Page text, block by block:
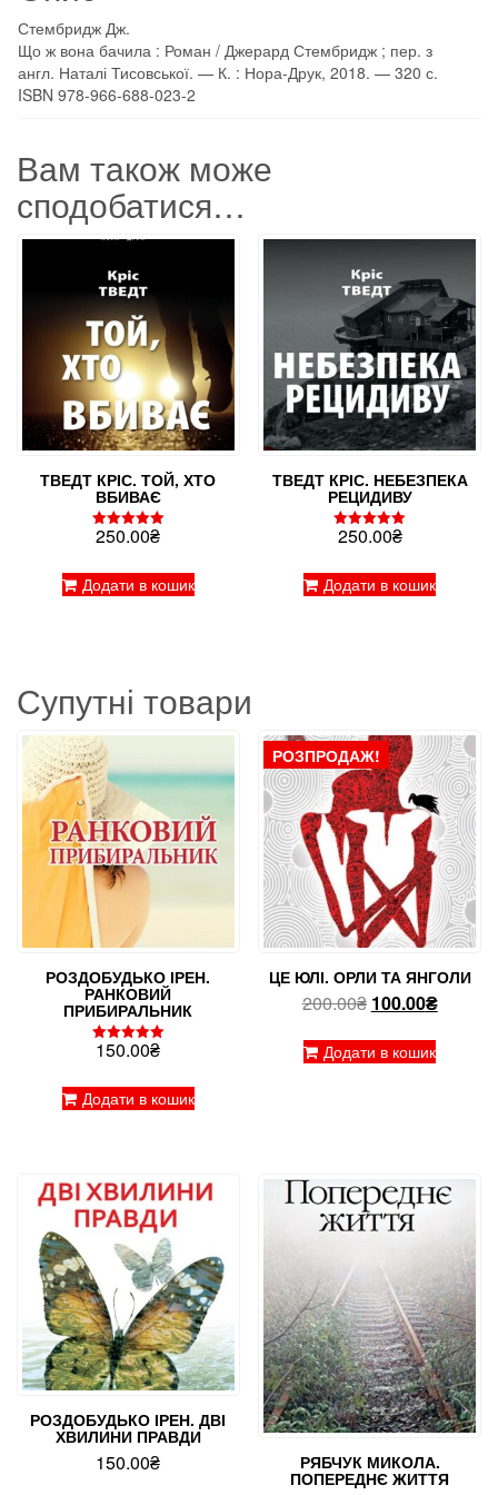
Стембридж Дж.
Що ж вона бачила : Роман / Джерард Стембридж ; пер. з
англ. Наталі Тисовської. — К. : Нора-Друк, 2018. — 320 с.
ISBN 978-966-688-023-2
Вам також може
сподобатися…
ТВЕДТ КРІС. ТОЙ, ХТО
ВБИВАЄ
Оцінено в
250.00₴
Додати в кошик
ТВЕДТ КРІС. НЕБЕЗПЕКА
РЕЦИДИВУ
Оцінено в
250.00₴
Додати в кошик
Супутні товари
РОЗДОБУДЬКО ІРЕН.
РАНКОВИЙ
ПРИБИРАЛЬНИК
Оцінено в
150.00₴
Додати в кошик
РОЗПРОДАЖ!
ЦЕ ЮЛІ. ОРЛИ ТА ЯНГОЛИ
200.00₴ Оригінальна
200.00₴.
100.00₴
Додати в кошик
РОЗДОБУДЬКО ІРЕН. ДВІ
ХВИЛИНИ ПРАВДИ
150.00₴ РЯБЧУК МИКОЛА.
ПОПЕРЕДНЄ ЖИТТЯ